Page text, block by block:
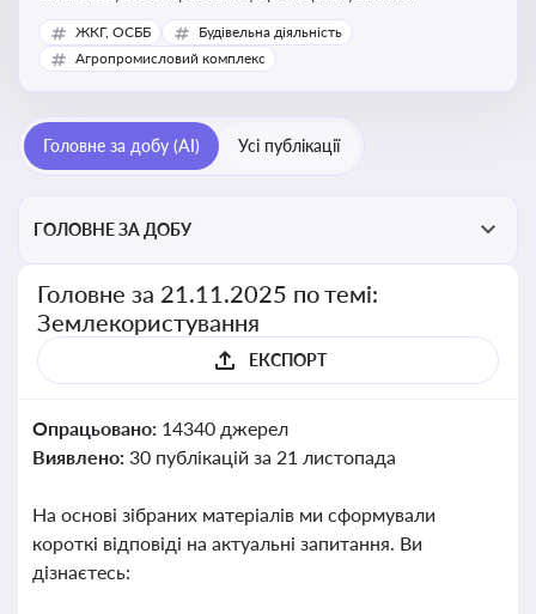
землею, зокрема умов доступу, володіння та
користування земельними ділянками різних форм
ЖКГ, ОСББ
Будівельна діяльність
Агропромисловий комплекс
Головне за добу (AI) Усі публікації
ГОЛОВНЕ ЗА ДОБУ
Головне за 21.11.2025 по темі:
Землекористування
ЕКСПОРТ
Опрацьовано: 14340 джерел
Виявлено: 30 публікацій за 21 листопада
На основі зібраних матеріалів ми сформували
короткі відповіді на актуальні запитання. Ви
дізнаєтесь: